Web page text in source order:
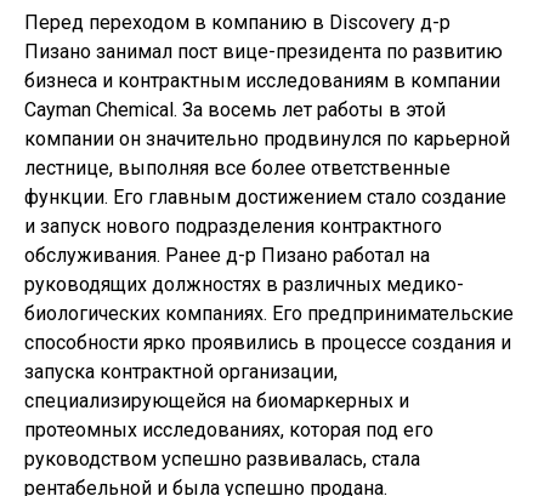
Перед переходом в компанию в Discovery д-р
Пизано занимал пост вице-президента по развитию
бизнеса и контрактным исследованиям в компании
Cayman Chemical. За восемь лет работы в этой
компании он значительно продвинулся по карьерной
лестнице, выполняя все более ответственные
функции. Его главным достижением стало создание
и запуск нового подразделения контрактного
обслуживания. Ранее д-р Пизано работал на
руководящих должностях в различных медико-
биологических компаниях. Его предпринимательские
способности ярко проявились в процессе создания и
запуска контрактной организации,
специализирующейся на биомаркерных и
протеомных исследованиях, которая под его
руководством успешно развивалась, стала
рентабельной и была успешно продана.